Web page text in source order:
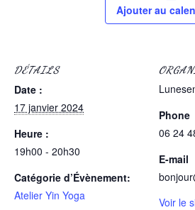
Ajouter au
DÉTAILS
Date :
17 janvier 2024
Heure :
19h00 - 20h30
Catégorie d’Évènement:
Atelier Yin Yoga
Phone
06 24
E-mail
Voir le